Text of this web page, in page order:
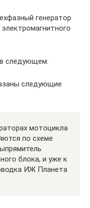
генератор
следующем:
следующие
мотоцикла
по схеме
блока, и уже к
ИЖ Планета